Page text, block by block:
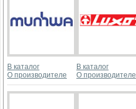
В каталог
О производителе
В каталог
О производителе